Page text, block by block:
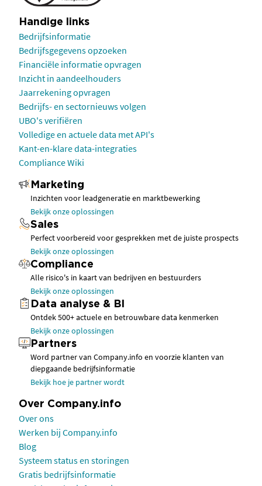
Handige links
Bedrijfsinformatie
Bedrijfsgegevens opzoeken
Financiële informatie opvragen
Inzicht in aandeelhouders
Jaarrekening opvragen
Bedrijfs- en sectornieuws volgen
UBO's verifiëren
Volledige en actuele data met API's
Kant-en-klare data-integraties
Compliance Wiki
Marketing
Inzichten voor leadgeneratie en marktbewerking
Bekijk onze oplossingen
Sales
Perfect voorbereid voor gesprekken met de juiste prospects
Bekijk onze oplossingen
Compliance
Alle risico's in kaart van bedrijven en bestuurders
Bekijk onze oplossingen
Data analyse & BI
Ontdek 500+ actuele en betrouwbare data kenmerken
Bekijk onze oplossingen
Partners
Word partner van Company.info en voorzie klanten van
diepgaande bedrijfsinformatie
Bekijk hoe je partner wordt
Over Company.info
Over ons
Werken bij Company.info
Blog
Systeem status en storingen
Gratis bedrijfsinformatie